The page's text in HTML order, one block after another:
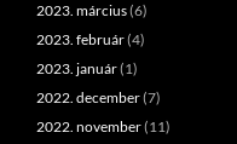
2023. március(6)
2023. február(4)
2023. január(1)
2022. december(7)
2022. november(11)